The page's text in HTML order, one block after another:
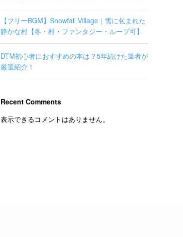
【フリーBGM】Snowfall Village｜雪に包まれた
静かな村【冬・村・ファンタジー・ループ可】
DTM初心者におすすめの本は？5年続けた筆者が
厳選紹介！
Recent Comments
表示できるコメントはありません。